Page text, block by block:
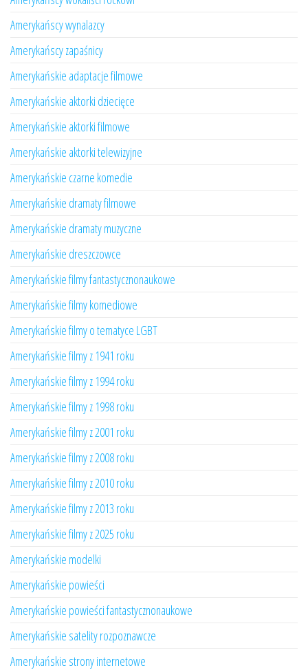
Amerykańscy wynalazcy
Amerykańscy zapaśnicy
Amerykańskie adaptacje filmowe
Amerykańskie aktorki dziecięce
Amerykańskie aktorki filmowe
Amerykańskie aktorki telewizyjne
Amerykańskie czarne komedie
Amerykańskie dramaty filmowe
Amerykańskie dramaty muzyczne
Amerykańskie dreszczowce
Amerykańskie filmy fantastycznonaukowe
Amerykańskie filmy komediowe
Amerykańskie filmy o tematyce LGBT
Amerykańskie filmy z 1941 roku
Amerykańskie filmy z 1994 roku
Amerykańskie filmy z 1998 roku
Amerykańskie filmy z 2001 roku
Amerykańskie filmy z 2008 roku
Amerykańskie filmy z 2010 roku
Amerykańskie filmy z 2013 roku
Amerykańskie filmy z 2025 roku
Amerykańskie modelki
Amerykańskie powieści
Amerykańskie powieści fantastycznonaukowe
Amerykańskie satelity rozpoznawcze
Amerykańskie strony internetowe